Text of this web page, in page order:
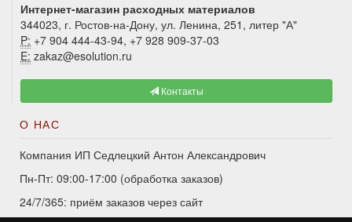
Интернет-магазин расходных материалов
344023, г. Ростов-на-Дону, ул. Ленина, 251, литер "А"
P: +7 904 444-43-94, +7 928 909-37-03
E: zakaz@esolution.ru
Контакты
О НАС
Компания ИП Седлецкий Антон Александрович
Пн-Пт: 09:00-17:00 (обработка заказов)
24/7/365: приём заказов через сайт